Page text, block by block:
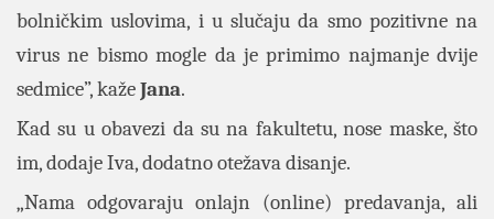
bolničkim uslovima, i u slučaju da smo pozitivne na
virus ne bismo mogle da je primimo najmanje dvije
sedmice”, kažeJana.
Kad su u obavezi da su na fakultetu, nose maske, što
im, dodaje Iva, dodatno otežava disanje.
„Nama odgovaraju onlajn (online) predavanja, ali